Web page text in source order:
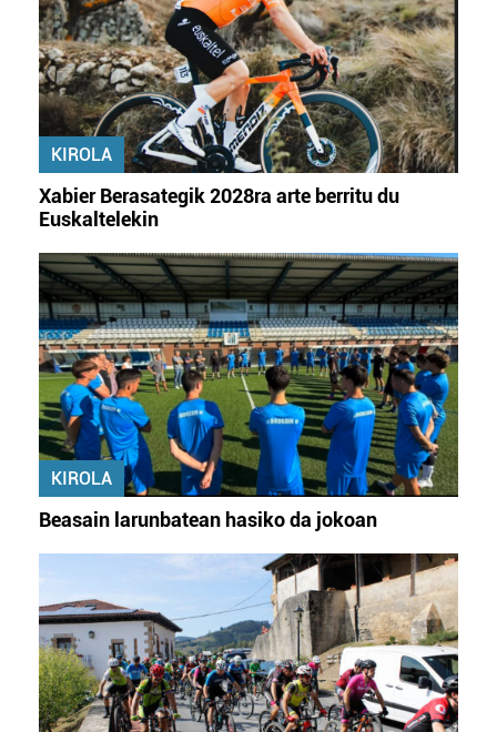
KIROLA
Xabier Berasategik 2028ra arte berritu du
Euskaltelekin
KIROLA
Beasain larunbatean hasiko da jokoan